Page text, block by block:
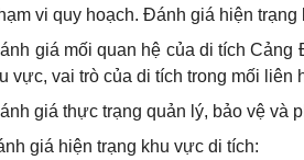
vi quy hoạch. Đánh giá hiện trạng
giá mối quan hệ của di tích Cảng
vực, vai trò của di tích trong mối
giá thực trạng quản lý, bảo vệ và
giá hiện trạng khu vực di tích: